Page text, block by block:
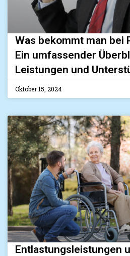
Was bekommt man bei
Ein umfassender
Leistungen und
Oktober 15, 2024
Entlastungsleistungen